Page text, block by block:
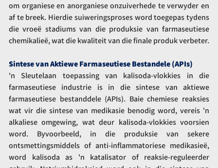
om organiese en anorganiese onzuiverhede te verwyder en
af te breek. Hierdie suiweringsproses word toegepas tydens
die vroeë stadiums van die produksie van farmaseutiese
chemikalieë, wat die kwaliteit van die finale produk verbeter.
Sintese van Aktiewe Farmaseutiese Bestandele (APIs)
'n Sleutelaan toepassing van kalisoda-vlokkies in die
farmaseutiese industrie is in die sintese van aktiewe
farmaseutiese bestanddele (APIs). Baie chemiese reaksies
wat vir die sintese van medikasie benodig word, vereis 'n
alkaliese omgewing, wat deur kalisoda-vlokkies voorsien
word. Byvoorbeeld, in die produksie van sekere
ontsmettingsmiddels of anti-inflammatoriese medikasieë,
word kalisoda as 'n katalisator of reaksie-reguleerder